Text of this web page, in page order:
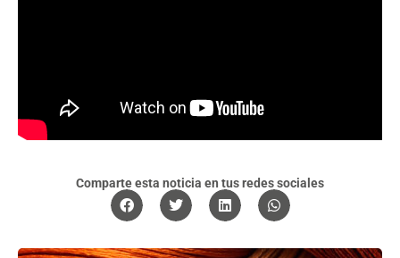
Comparte esta noticia en tus redes sociales